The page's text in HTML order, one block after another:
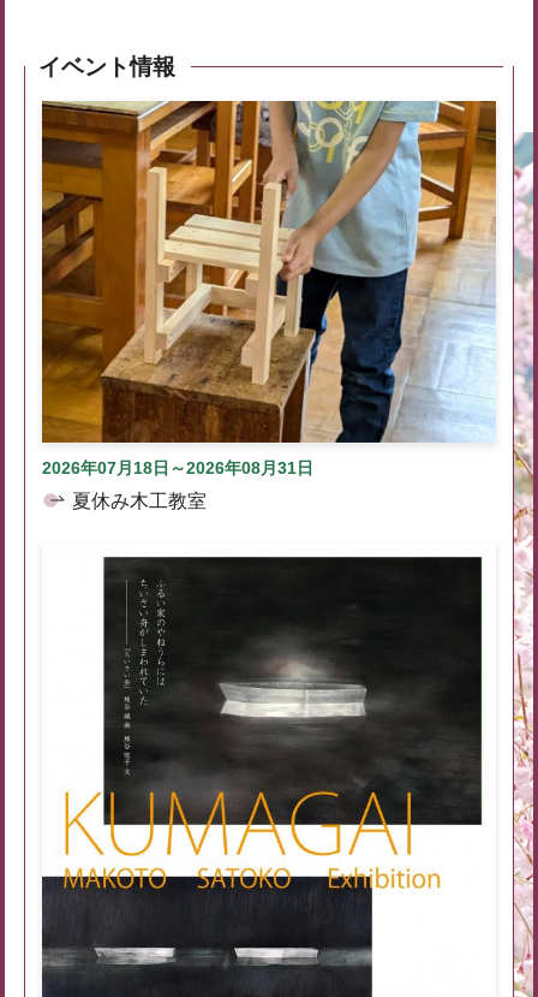
イベント情報
2026年07月18日～2026年08月31日
夏休み木工教室